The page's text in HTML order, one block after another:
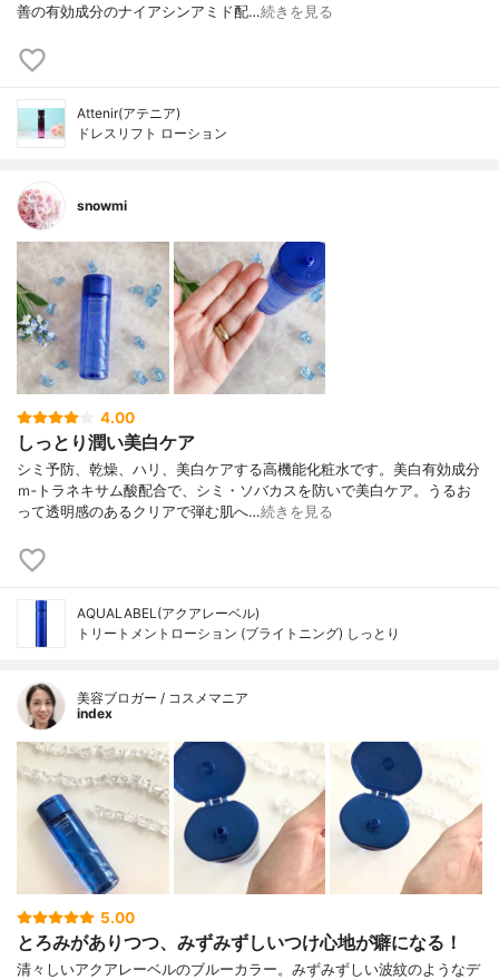
善の有効成分のナイアシンアミド配…続きを見る
Attenir(アテニア)
ドレスリフト ローション
snowmi
4.00
しっとり潤い美白ケア
シミ予防、乾燥、ハリ、美白ケアする高機能化粧水です。美白有効成分
ｍ‐トラネキサム酸配合で、シミ・ソバカスを防いで美白ケア。うるお
って透明感のあるクリアで弾む肌へ…続きを見る
AQUALABEL(アクアレーベル)
トリートメントローション (ブライトニング) しっとり
美容ブロガー / コスメマニア
index
5.00
とろみがありつつ、みずみずしいつけ心地が癖になる！
清々しいアクアレーベルのブルーカラー。みずみずしい波紋のようなデ